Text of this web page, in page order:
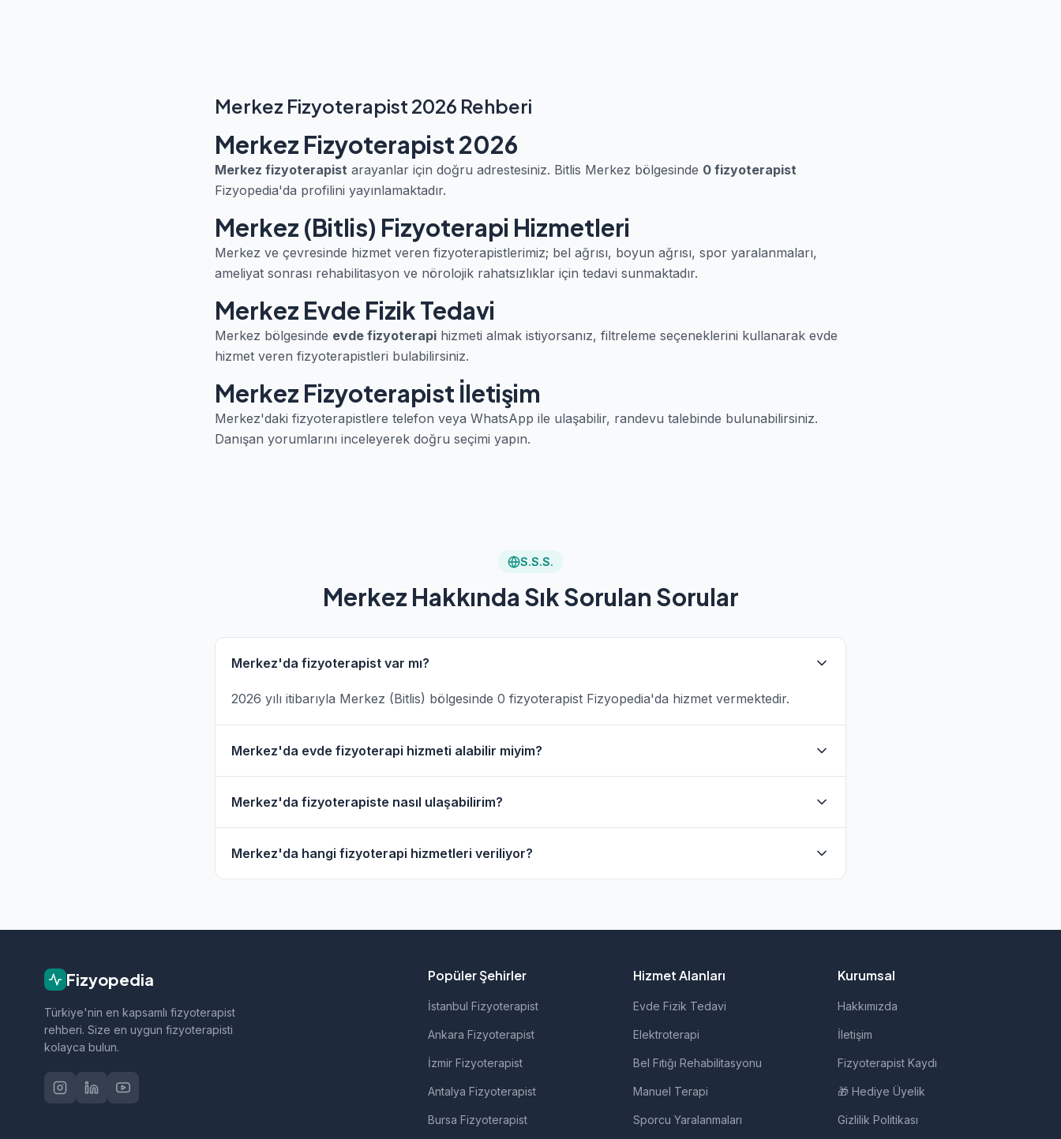
Merkez Fizyoterapist 2026 Rehberi
Merkez Fizyoterapist 2026
Merkez fizyoterapist arayanlar için doğru adrestesiniz. Bitlis Merkez bölgesinde 0 fizyoterapist
Fizyopedia'da profilini yayınlamaktadır.
Merkez (Bitlis) Fizyoterapi Hizmetleri
Merkez ve çevresinde hizmet veren fizyoterapistlerimiz; bel ağrısı, boyun ağrısı, spor yaralanmaları,
ameliyat sonrası rehabilitasyon ve nörolojik rahatsızlıklar için tedavi sunmaktadır.
Merkez Evde Fizik Tedavi
Merkez bölgesinde evde fizyoterapi hizmeti almak istiyorsanız, filtreleme seçeneklerini kullanarak evde
hizmet veren fizyoterapistleri bulabilirsiniz.
Merkez Fizyoterapist İletişim
Merkez'daki fizyoterapistlere telefon veya WhatsApp ile ulaşabilir, randevu talebinde bulunabilirsiniz.
Danışan yorumlarını inceleyerek doğru seçimi yapın.
S.S.S.
Merkez Hakkında Sık Sorulan Sorular
Merkez'da fizyoterapist var mı?
2026 yılı itibarıyla Merkez (Bitlis) bölgesinde 0 fizyoterapist Fizyopedia'da hizmet vermektedir.
Merkez'da evde fizyoterapi hizmeti alabilir miyim?
hizmet filtresini kullanarak bu fizyoterapistleri bulabilirsiniz.
Merkez'da fizyoterapiste nasıl ulaşabilirim?
geçebilirsiniz.
Merkez'da hangi fizyoterapi hizmetleri veriliyor?
Fizyopedia
Türkiye'nin en kapsamlı fizyoterapist
rehberi. Size en uygun fizyoterapisti
kolayca bulun.
Popüler Şehirler
İstanbul Fizyoterapist
Ankara Fizyoterapist
İzmir Fizyoterapist
Antalya Fizyoterapist
Bursa Fizyoterapist
Hizmet Alanları
Evde Fizik Tedavi
Elektroterapi
Bel Fıtığı Rehabilitasyonu
Manuel Terapi
Sporcu Yaralanmaları
Kurumsal
Hakkımızda
İletişim
Fizyoterapist Kaydı
🎁 Hediye Üyelik
Gizlilik Politikası